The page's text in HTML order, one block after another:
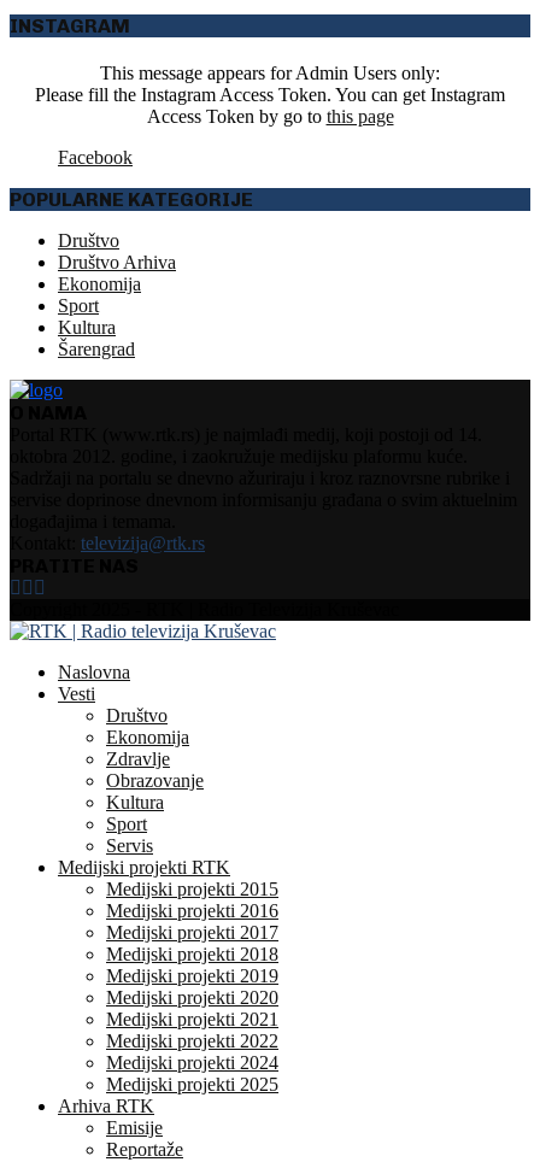
INSTAGRAM
This message appears for Admin Users only:
Please fill the Instagram Access Token. You can get Instagram
Access Token by go to this page
Facebook
POPULARNE KATEGORIJE
Društvo
Društvo Arhiva
Ekonomija
Sport
Kultura
Šarengrad
televizija@rtk.rs
Facebook
Instagram
Naslovna
Vesti
Društvo
Ekonomija
Zdravlje
Obrazovanje
Kultura
Sport
Servis
Medijski projekti RTK
Medijski projekti 2015
Medijski projekti 2016
Medijski projekti 2017
Medijski projekti 2018
Medijski projekti 2019
Medijski projekti 2020
Medijski projekti 2021
Medijski projekti 2022
Medijski projekti 2024
Medijski projekti 2025
Arhiva RTK
Emisije
Reportaže